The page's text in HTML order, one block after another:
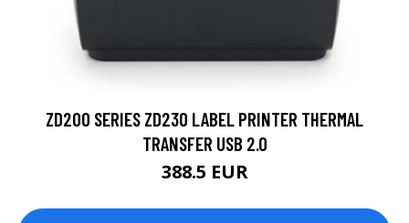
ZD200 SERIES ZD230 LABEL PRINTER THERMAL
TRANSFER USB 2.0
388.5 EUR